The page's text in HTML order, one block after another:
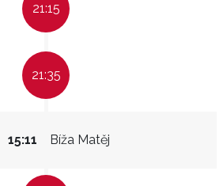
21:15
21:35
Bíža Matěj
15:11